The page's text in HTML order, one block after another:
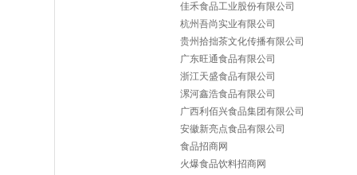
佳禾食品工业股份有限公司
杭州吾尚实业有限公司
贵州拾拙茶文化传播有限公司
广东旺通食品有限公司
浙江天盛食品有限公司
漯河鑫浩食品有限公司
广西利佰兴食品集团有限公司
安徽新亮点食品有限公司
食品招商网
火爆食品饮料招商网